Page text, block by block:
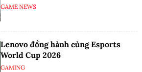
GAME NEWS
Lenovo đồng hành cùng Esports
World Cup 2026
GAMING